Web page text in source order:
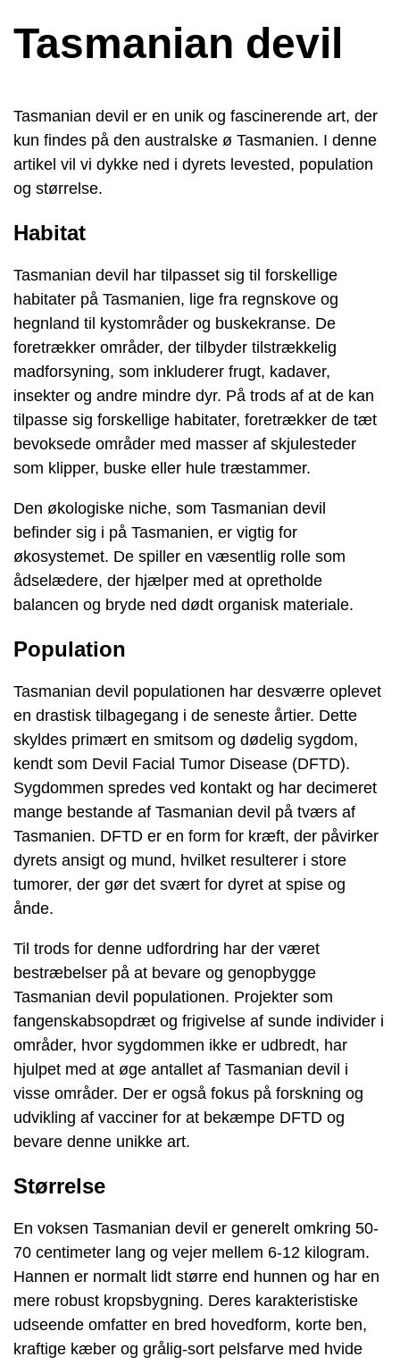
Tasmanian devil
Tasmanian devil er en unik og fascinerende art, der
kun findes på den australske ø Tasmanien. I denne
artikel vil vi dykke ned i dyrets levested, population
og størrelse.
Habitat
Tasmanian devil har tilpasset sig til forskellige
habitater på Tasmanien, lige fra regnskove og
hegnland til kystområder og buskekranse. De
foretrækker områder, der tilbyder tilstrækkelig
madforsyning, som inkluderer frugt, kadaver,
insekter og andre mindre dyr. På trods af at de kan
tilpasse sig forskellige habitater, foretrækker de tæt
bevoksede områder med masser af skjulesteder
som klipper, buske eller hule træstammer.
Den økologiske niche, som Tasmanian devil
befinder sig i på Tasmanien, er vigtig for
økosystemet. De spiller en væsentlig rolle som
ådselædere, der hjælper med at opretholde
balancen og bryde ned dødt organisk materiale.
Population
Tasmanian devil populationen har desværre oplevet
en drastisk tilbagegang i de seneste årtier. Dette
skyldes primært en smitsom og dødelig sygdom,
kendt som Devil Facial Tumor Disease (DFTD).
Sygdommen spredes ved kontakt og har decimeret
mange bestande af Tasmanian devil på tværs af
Tasmanien. DFTD er en form for kræft, der påvirker
dyrets ansigt og mund, hvilket resulterer i store
tumorer, der gør det svært for dyret at spise og
ånde.
Til trods for denne udfordring har der været
bestræbelser på at bevare og genopbygge
Tasmanian devil populationen. Projekter som
fangenskabsopdræt og frigivelse af sunde individer i
områder, hvor sygdommen ikke er udbredt, har
hjulpet med at øge antallet af Tasmanian devil i
visse områder. Der er også fokus på forskning og
udvikling af vacciner for at bekæmpe DFTD og
bevare denne unikke art.
Størrelse
En voksen Tasmanian devil er generelt omkring 50-
70 centimeter lang og vejer mellem 6-12 kilogram.
Hannen er normalt lidt større end hunnen og har en
mere robust kropsbygning. Deres karakteristiske
udseende omfatter en bred hovedform, korte ben,
kraftige kæber og grålig-sort pelsfarve med hvide